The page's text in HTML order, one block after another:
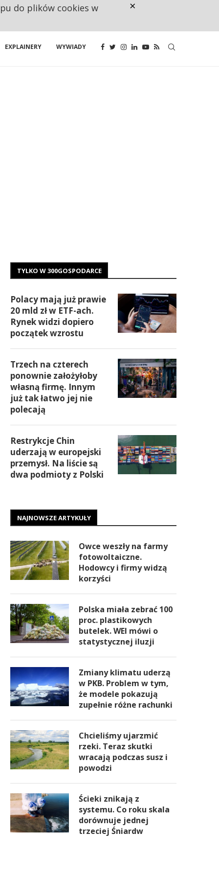
EXPLAINERY WYWIADY
TYLKO W 300GOSPODARCE
Polacy mają już prawie
20 mld zł w ETF-ach.
Rynek widzi dopiero
początek wzrostu
Trzech na czterech
ponownie założyłoby
własną firmę. Innym
już tak łatwo jej nie
polecają
Restrykcje Chin
uderzają w europejski
przemysł. Na liście są
dwa podmioty z Polski
NAJNOWSZE ARTYKUŁY
Owce weszły na farmy
fotowoltaiczne.
Hodowcy i firmy widzą
korzyści
Polska miała zebrać 100
proc. plastikowych
butelek. WEI mówi o
statystycznej iluzji
Zmiany klimatu uderzą
w PKB. Problem w tym,
że modele pokazują
zupełnie różne rachunki
Chcieliśmy ujarzmić
rzeki. Teraz skutki
wracają podczas susz i
powodzi
Ścieki znikają z
systemu. Co roku skala
dorównuje jednej
trzeciej Śniardw
do plików cookies w ×